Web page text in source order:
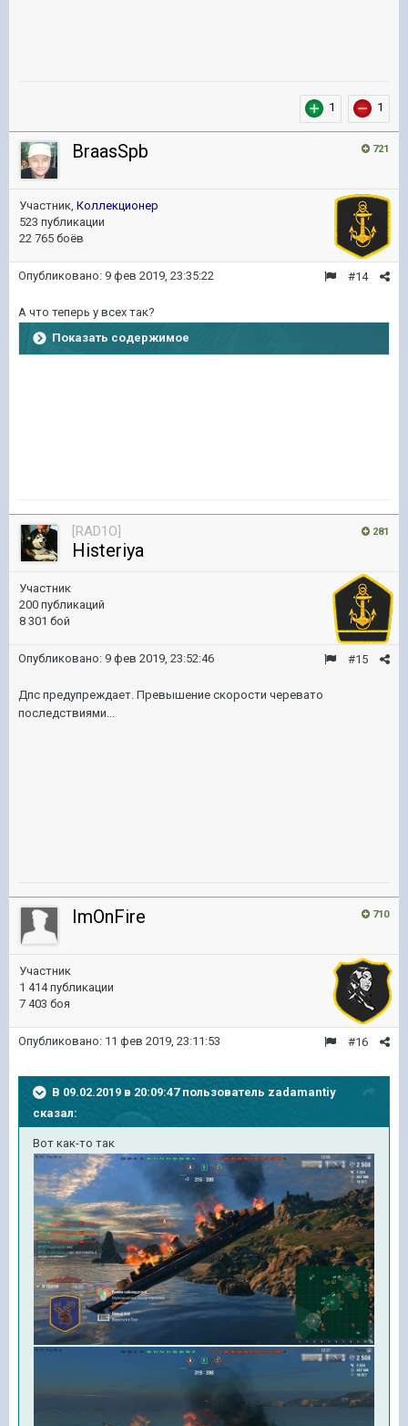
1 1
721
BraasSpb
Участник, Коллекционер
523 публикации
22 765 боёв
#14
Опубликовано: 9 фев 2019, 23:35:22
А что теперь у всех так?
Показать содержимое
281
[RAD1O]
Histeriya
Участник
200 публикаций
8 301 бой
#15
Опубликовано: 9 фев 2019, 23:52:46
Дпс предупреждает. Превышение скорости черевато
последствиями...
710
ImOnFire
Участник
1 414 публикации
7 403 боя
#16
Опубликовано: 11 фев 2019, 23:11:53
В 09.02.2019 в 20:09:47 пользователь zadamantiy
сказал:
Вот как-то так